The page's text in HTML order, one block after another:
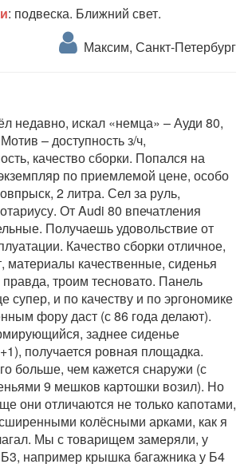
: подвеска. Ближний свет.
Максим, Санкт-Петербург
недавно, искал «немца» – Ауди 80,
– доступность з/ч,
качество сборки. Попался на
по приемлемой цене, особо
2 литра. Сел за руль,
От Audi 80 впечатления
Получаешь удовольствие от
Качество сборки отличное,
материалы качественные, сиденья
троим тесновато. Панель
супер, и по качеству и по эргономике
фору даст (с 86 года делают).
заднее сиденье
получается ровная площадка.
больше, чем кажется снаружи (с
9 мешков картошки возил). Но
они отличаются не только капотами,
колёсными арками, как я
Мы с товарищем замеряли, у
Б3, например крышка багажника у Б4